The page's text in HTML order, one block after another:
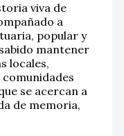
viva de
a
popular y
mantener
locales,
se acercan a
de memoria,